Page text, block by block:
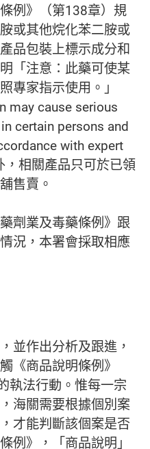
例》（第138章）規
或其他烷化苯二胺或
品包裝上標示成分和
「注意：此藥可使某
專家指示使用。」
may cause serious
certain persons and
with expert
，相關產品只可於已領
售賣。
劑業及毒藥條例》跟
況，本署會採取相應
並作出分析及跟進，
《商品說明條例》
執法行動。惟每一宗
海關需要根據個別案
才能判斷該個案是否
例》，「商品說明」